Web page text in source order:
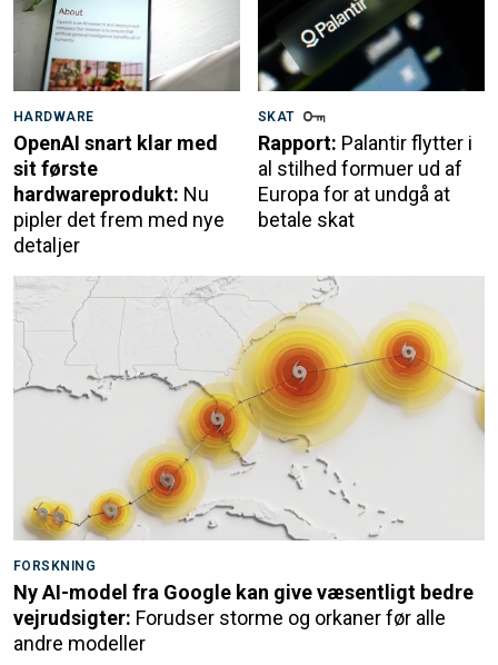
HARDWARE
OpenAI snart klar med
sit første
hardwareprodukt: Nu
pipler det frem med nye
detaljer
SKAT
Rapport: Palantir flytter i
al stilhed formuer ud af
Europa for at undgå at
betale skat
FORSKNING
Ny AI-model fra Google kan give væsentligt bedre
vejrudsigter: Forudser storme og orkaner før alle
andre modeller